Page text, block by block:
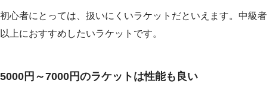
初心者にとっては、扱いにくいラケットだといえます。中級者
以上におすすめしたいラケットです。
5000円～7000円のラケットは性能も良い